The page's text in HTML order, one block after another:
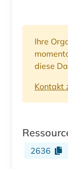
Ihre
diese
Kontakt
2636